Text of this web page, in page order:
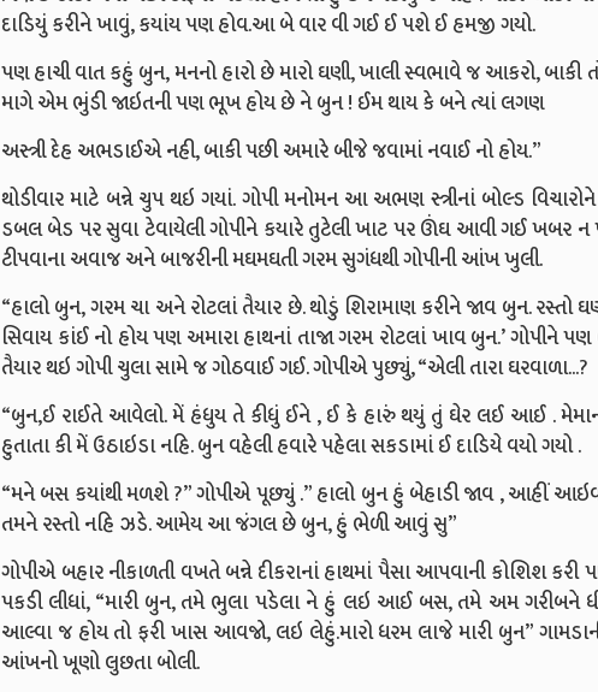
દાડિયું કરીને ખાવું, કયાંય પણ હોવ.આ બે વાર વી ગઈ ઈ પશે ઈ હમજી ગયો.
પણ હાચી વાત કહું બુન, મનનો હારો છે મારો ઘણી, ખાલી સ્વભાવે જ આકરો, બાકી
માગે એમ ભુંડી જાઇતની પણ ભૂખ હોય છે ને બુન ! ઈમ થાય કે બને ત્યાં લગણ
અસ્ત્રી દેહ અભડાઈએ નહી, બાકી પછી અમારે બીજે જવામાં નવાઈ નો હોય.”
થોડીવાર માટે બન્ને ચુપ થઇ ગયાં. ગોપી મનોમન આ અભણ સ્ત્રીનાં બોલ્ડ
ડબલ બેડ પર સુવા ટેવાયેલી ગોપીને કયારે તુટેલી ખાટ પર ઊંઘ આવી ગઈ ખબર ન
ટીપવાના અવાજ અને બાજરીની મઘમઘતી ગરમ સુગંધથી ગોપીની આંખ ખુલી.
“હાલો બુન, ગરમ ચા અને રોટલાં તૈયાર છે. થોડું શિરામાણ કરીને જાવ બુન. રસ્તો
સિવાય કાંઈ નો હોય પણ અમારા હાથનાં તાજા ગરમ રોટલાં ખાવ બુન.’ ગોપીને
તૈયાર થઇ ગોપી ચુલા સામે જ ગોઠવાઈ ગઈ. ગોપીએ પુછ્યું, “એલી તારા ઘરવાળા...?
“બુન,ઈ રાઈતે આવેલો. મેં હંધુય તે કીધું ઈને , ઈ કે હારું થયું તું ઘેર લઈ આઈ .
હુતાતા કી મેં ઉઠાઇડા નહિ. બુન વહેલી હવારે પહેલા સકડામાં ઈ દાડિયે વયો ગયો .
“મને બસ કયાંથી મળશે ?” ગોપીએ પૂછ્યું .” હાલો બુન હું બેહાડી જાવ , આહીં
તમને રસ્તો નહિ ઝડે. આમેય આ જંગલ છે બુન, હું ભેળી આવું સુ”
ગોપીએ બહાર નીકાળતી વખતે બન્ને દીકરાનાં હાથમાં પૈસા આપવાની કોશિશ કરી
પકડી લીધાં, “મારી બુન, તમે ભુલા પડેલા ને હું લઇ આઈ બસ, તમે અમ ગરીબને
આલ્વા જ હોય તો ફરી ખાસ આવજો, લઇ લેહું.મારો ધરમ લાજે મારી બુન”
આંખનો ખૂણો લુછતા બોલી.